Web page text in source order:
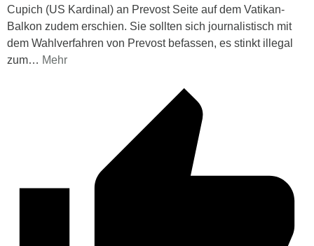
Cupich (US Kardinal) an Prevost Seite auf dem Vatikan-
Balkon zudem erschien. Sie sollten sich journalistisch mit
dem Wahlverfahren von Prevost befassen, es stinkt illegal
zum… Mehr